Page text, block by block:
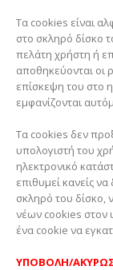
Τα cookies είναι
στο σκληρό δίσκο
πελάτη χρήστη ή
αποθηκεύονται οι
επίσκεψη του στο
εμφανίζονται
Τα cookies δεν
υπολογιστή του
ηλεκτρονικό
επιθυμεί κανείς
σκληρό του δίσκο,
νέων cookies στον
ένα cookie να
ΥΠΟΒΟΛΗ/